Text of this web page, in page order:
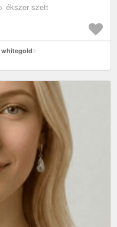
ékszer szett
whitegold